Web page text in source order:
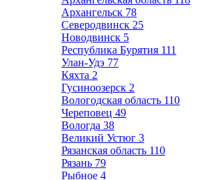
Архангельск 78
Северодвинск 25
Новодвинск 5
Республика Бурятия 111
Улан-Удэ 77
Кяхта 2
Гусиноозерск 2
Вологодская область 110
Череповец 49
Вологда 38
Великий Устюг 3
Рязанская область 110
Рязань 79
Рыбное 4